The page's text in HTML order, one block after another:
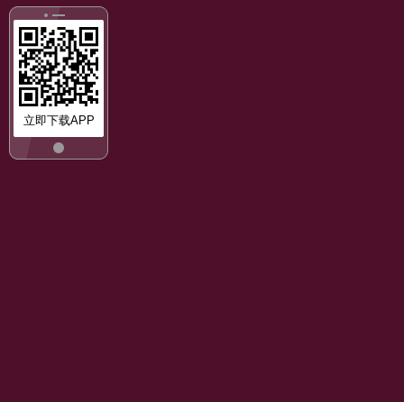
立即下载APP